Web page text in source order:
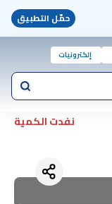
حمّل التطبيق
إلكترونيات
نفدت الكمية